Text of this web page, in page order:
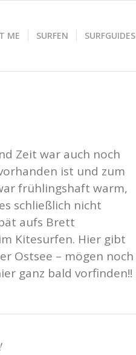
ME SURFEN SURFGUIDES
Zeit war auch noch
ist und zum
frühlingshaft warm,
schließlich nicht
aufs Brett
Kitesurfen. Hier gibt
Ostsee – mögen noch
ganz bald vorfinden!!